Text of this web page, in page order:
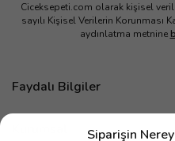
Siparişin
Ciceksepeti.com olarak kişisel
sayılı Kişisel Verilerin Korunması
aydınlatma metnine
Faydalı Bilgiler
Çiçek Bakımı